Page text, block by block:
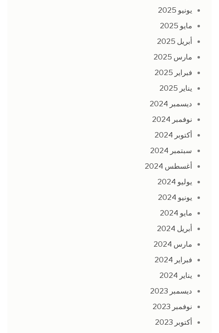
يونيو 2025
مايو 2025
أبريل 2025
مارس 2025
فبراير 2025
يناير 2025
ديسمبر 2024
نوفمبر 2024
أكتوبر 2024
سبتمبر 2024
أغسطس 2024
يوليو 2024
يونيو 2024
مايو 2024
أبريل 2024
مارس 2024
فبراير 2024
يناير 2024
ديسمبر 2023
نوفمبر 2023
أكتوبر 2023